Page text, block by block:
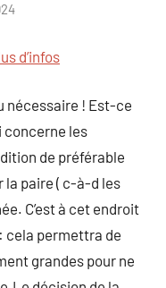
d’infos
nécessaire ! Est-ce
concerne les
de préférable
la paire ( c-à-d les
C’est à cet endroit
cela permettra de
grandes pour ne